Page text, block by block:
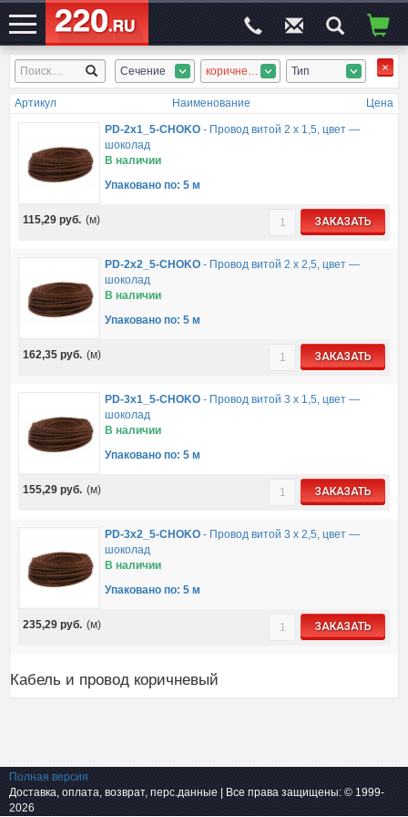
ЭЛЕКТРОСАЙТ№1 Сечение коричневый Тип
Артикул Наименование Цена
PD-2x1_5-CHOKO- Провод витой 2 х 1,5, цвет —
шоколад
В наличии
Упаковано по: 5 м
115,29 руб. (м) ЗАКАЗАТЬ
PD-2x2_5-CHOKO- Провод витой 2 х 2,5, цвет —
шоколад
В наличии
Упаковано по: 5 м
162,35 руб. (м) ЗАКАЗАТЬ
PD-3x1_5-CHOKO- Провод витой 3 х 1,5, цвет —
шоколад
В наличии
Упаковано по: 5 м
155,29 руб. (м) ЗАКАЗАТЬ
PD-3x2_5-CHOKO- Провод витой 3 х 2,5, цвет —
шоколад
В наличии
Упаковано по: 5 м
235,29 руб. (м) ЗАКАЗАТЬ
Кабель и провод коричневый
Полная версия
Доставка, оплата, возврат, перс.данные | Все права защищены: © 1999-
2026